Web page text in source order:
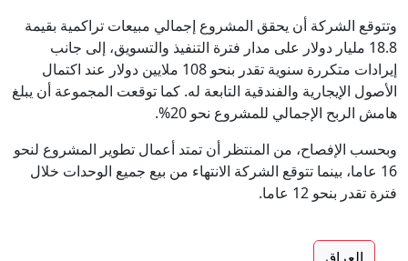
وتتوقع الشركة أن يحقق المشروع إجمالي مبيعات تراكمية بقيمة
18.8 مليار دولار على مدار فترة التنفيذ والتسويق، إلى جانب
إيرادات متكررة سنوية تقدر بنحو 108 ملايين دولار عند اكتمال
الأصول الإيجارية والفندقية التابعة له. كما توقعت المجموعة أن يبلغ
هامش الربح الإجمالي للمشروع نحو 20%.
وبحسب الإفصاح، من المنتظر أن تمتد أعمال تطوير المشروع لنحو
16 عاما، بينما تتوقع الشركة الانتهاء من بيع جميع الوحدات خلال
فترة تقدر بنحو 12 عاما.